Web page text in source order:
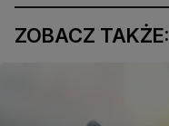
ZOBACZ TAKŻE: